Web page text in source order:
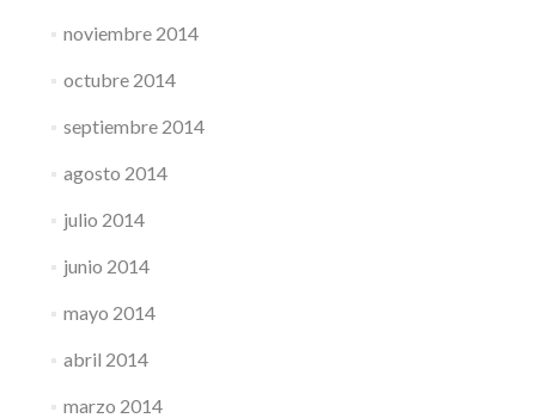
noviembre 2014
octubre 2014
septiembre 2014
agosto 2014
julio 2014
junio 2014
mayo 2014
abril 2014
marzo 2014